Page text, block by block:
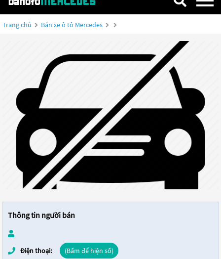
Trang chủ Bán xe ô tô Mercedes
Thông tin người bán
Điện thoại: (Bấm để hiện số)